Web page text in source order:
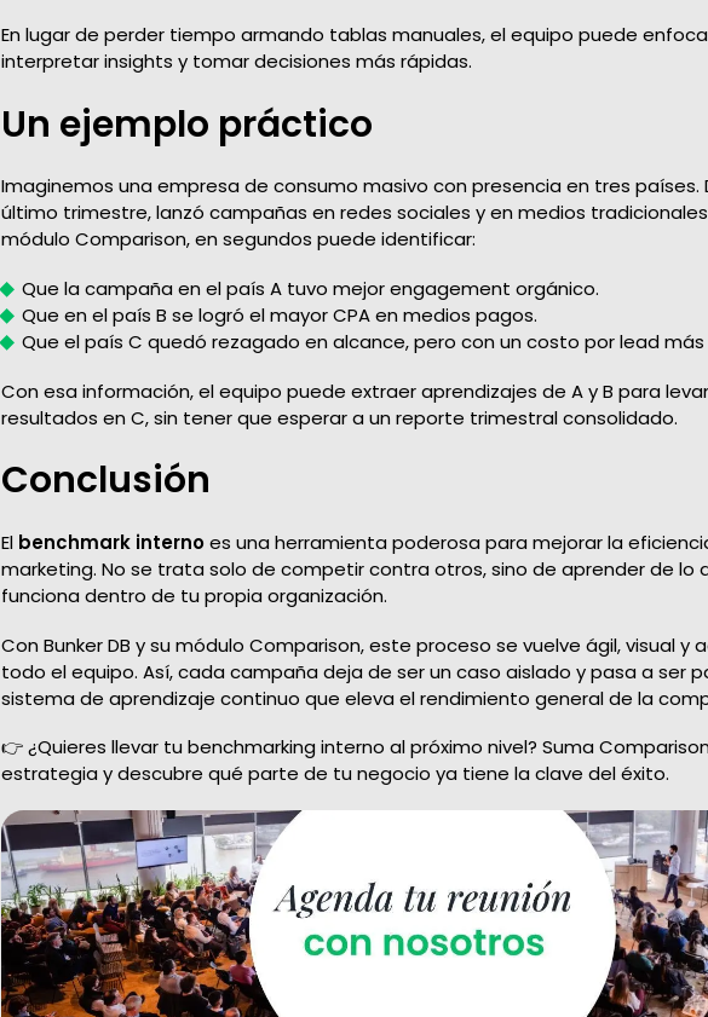
En lugar de perder tiempo armando tablas manuales, el equipo puede
interpretar insights y tomar decisiones más rápidas.
Un ejemplo práctico
Imaginemos una empresa de consumo masivo con presencia en tres países.
último trimestre, lanzó campañas en redes sociales y en medios
módulo Comparison, en segundos puede identificar:
Que la campaña en el país A tuvo mejor engagement orgánico.
Que en el país B se logró el mayor CPA en medios pagos.
Que el país C quedó rezagado en alcance, pero con un costo por lead
Con esa información, el equipo puede extraer aprendizajes de A y B para
resultados en C, sin tener que esperar a un reporte trimestral consolidado.
Conclusión
El benchmark internoes una herramienta poderosa para mejorar la
marketing. No se trata solo de competir contra otros, sino de aprender de lo
funciona dentro de tu propia organización.
Con Bunker DB y su módulo Comparison, este proceso se vuelve ágil, visual y
todo el equipo. Así, cada campaña deja de ser un caso aislado y pasa a ser
sistema de aprendizaje continuo que eleva el rendimiento general de la
👉 ¿Quieres llevar tu benchmarking interno al próximo nivel? Suma
estrategia y descubre qué parte de tu negocio ya tiene la clave del éxito.